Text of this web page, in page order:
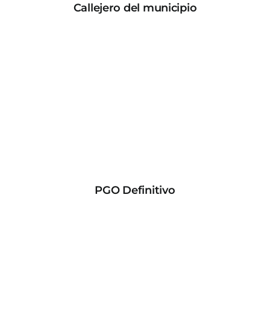
Callejero del municipio
PGO Definitivo